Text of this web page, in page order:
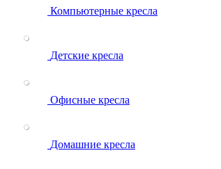
Компьютерные кресла
Детские кресла
Офисные кресла
Домашние кресла